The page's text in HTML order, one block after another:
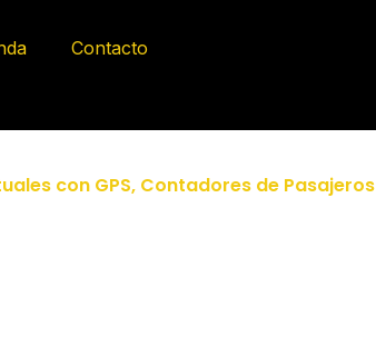
Contacto
con GPS, Contadores de Pasajeros